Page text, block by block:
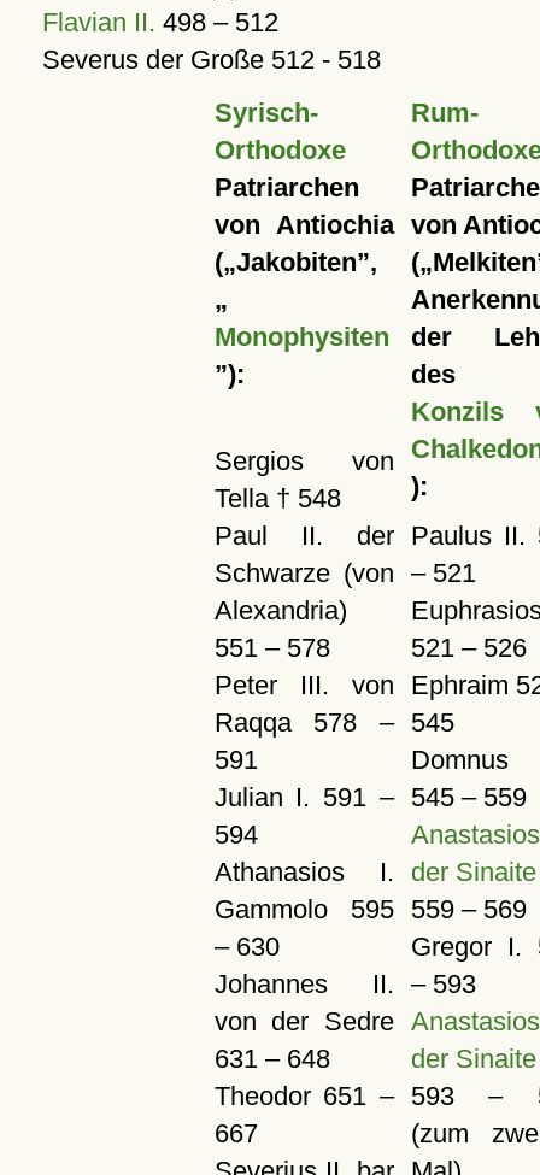
Flavian II. 498 – 512
Severus der Große 512 - 518
Syrisch-
Orthodoxe
Patriarchen
von Antiochia
( Jakobiten ,
Monophysiten
):
Sergios von
Tella † 548
Paul II. der
Schwarze (von
Alexandria)
551 – 578
Peter III. von
Raqqa 578 –
591
Julian I. 591 –
594
Athanasios I.
Gammolo 595
– 630
Johannes II.
von der Sedre
631 – 648
Theodor 651 –
667
Rum-
von
( Melkiten
der
des
Konzils
):
Paulus II.
– 521
521 – 526
Ephraim
545
545 – 559
der Sinaite
559 – 569
Gregor I.
– 593
der Sinaite
593 –
(zum